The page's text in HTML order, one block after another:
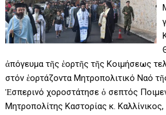
ἀπόγευμα τῆς ἑορτῆς τῆς Κοιμήσεως
στόν ἑορτάζοντα Μητροπολιτικό Ναό
Ἑσπερινό χοροστάτησε ὁ σεπτός
Μητροπολίτης Καστορίας κ.